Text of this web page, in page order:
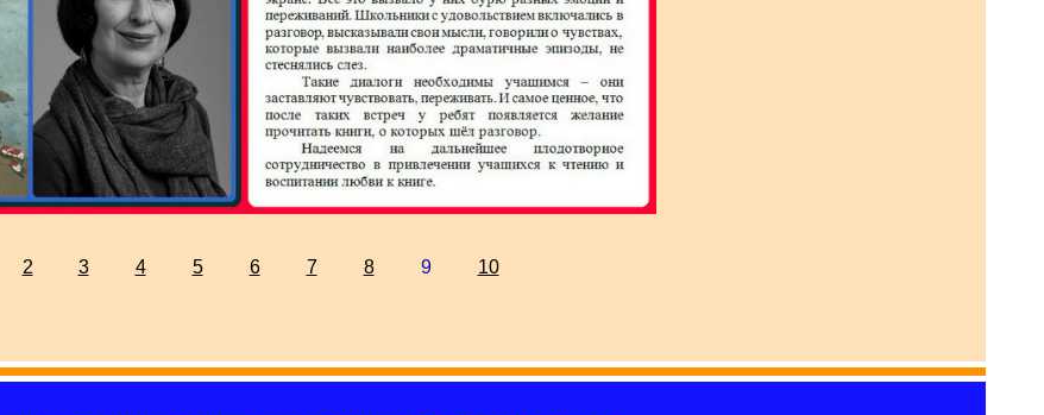
2 3 4 5 6 7 8 9 10